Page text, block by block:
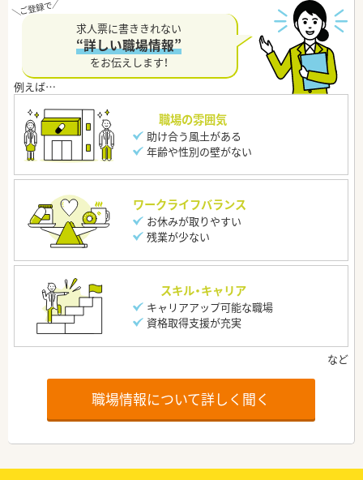
求人票に書ききれない
“詳しい職場情報”
をお伝えします！
職場の雰囲気
助け合う風土がある
年齢や性別の壁がない
ワークライフバランス
お休みが取りやすい
残業が少ない
スキル・キャリア
キャリアアップ可能な職場
資格取得支援が充実
職場情報について詳しく聞く